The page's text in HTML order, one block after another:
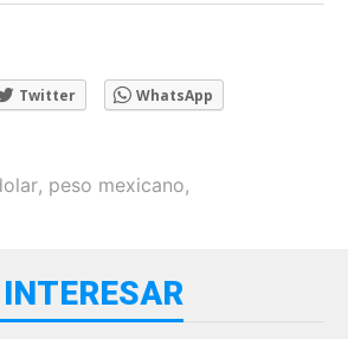
Twitter WhatsApp
, peso mexicano,